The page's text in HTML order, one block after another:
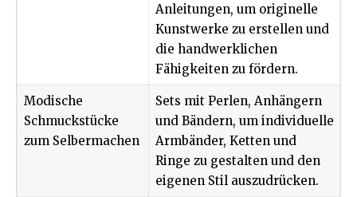
Anleitungen, um originelle
Kunstwerke zu erstellen und
die handwerklichen
Fähigkeiten zu fördern.
Modische
Schmuckstücke
zum Selbermachen
Sets mit Perlen, Anhängern
und Bändern, um individuelle
Armbänder, Ketten und
Ringe zu gestalten und den
eigenen Stil auszudrücken.